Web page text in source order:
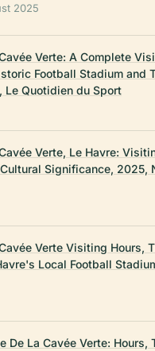
2025
Verte: A Complete
Football Stadium and
Le Quotidien du Sport
Verte, Le Havre:
Significance, 2025,
Verte Visiting Hours,
Local Football
De La Cavée Verte: Hours,